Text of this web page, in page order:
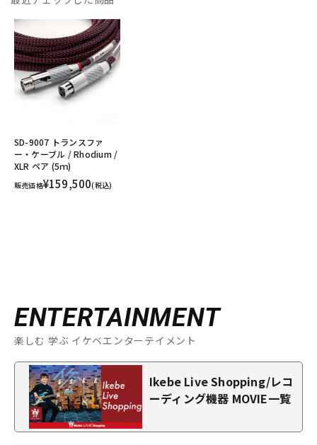
SD-9007 トランスファ
ー・ケーブル / Rhodium /
XLR ペア (5ｍ)
販売価格¥159,500(税込)
ENTERTAINMENT
楽しむ 学ぶ イケベエンターテイメント
Ikebe Live Shopping/レコ
ーディング機器 MOVIE一覧